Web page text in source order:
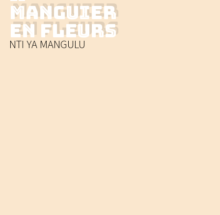
Manguier
en Fleurs
NTI YAMANGULU